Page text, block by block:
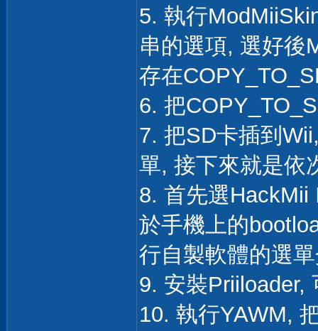
5. 執行
串的選項, 選好後
存在
6. 把
7. 把SD卡插到
單, 接下來就是依
8. 首先選HackMii
於手機上的
行自製軟體的選
9. 安裝Priiloader,
10. 執行YAWM,